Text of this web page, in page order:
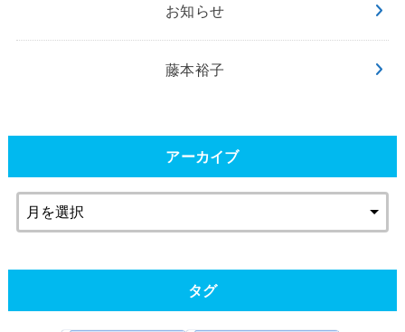
お知らせ
藤本裕子
アーカイブ
タグ